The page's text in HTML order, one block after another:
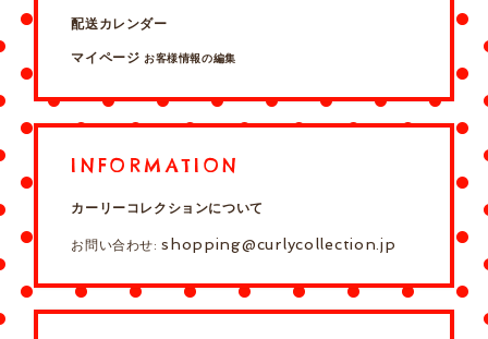
配送カレンダー
マイページ お客様情報の編集
INFORMATION
カーリーコレクションについて
お問い合わせ:shopping@curlycollection.jp